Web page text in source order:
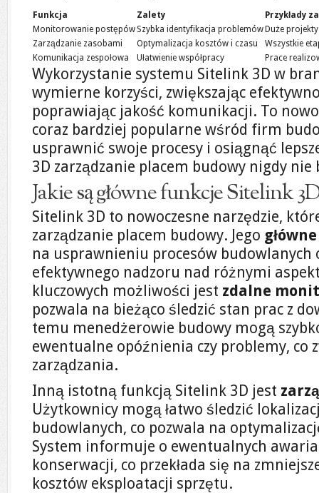
Funkcja Zalety
Przykłady
Monitorowanie postępów Szybka identyfikacja problemów Duże
Zarządzanie zasobami
Optymalizacja kosztów i czasu
Wszystkie
Komunikacja zespołowa
Ułatwienie współpracy Prace
Wykorzystanie systemu Sitelink 3D w
wymierne korzyści, zwiększając
poprawiając jakość komunikacji. To
coraz bardziej popularne wśród firm
usprawnić swoje procesy i osiągnąć
3D zarządzanie placem budowy nigdy nie
Jakie są główne funkcje Sitelink
Sitelink 3D to nowoczesne narzędzie,
zarządzanie placem budowy. Jego
na usprawnieniu procesów budowlanych
efektywnego nadzoru nad różnymi
kluczowych możliwości jest zdalne
pozwala na bieżąco śledzić stan prac z
temu menedżerowie budowy mogą
ewentualne opóźnienia czy problemy, co
zarządzania.
Inną istotną funkcją Sitelink 3D jest
Użytkownicy mogą łatwo śledzić
budowlanych, co pozwala na
System informuje o ewentualnych
konserwacji, co przekłada się na
kosztów eksploatacji sprzętu.